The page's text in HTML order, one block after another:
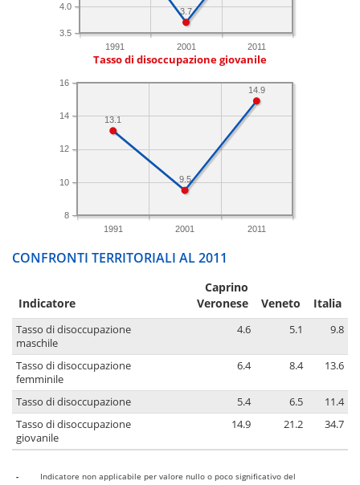
1991 2001 2011
3.5
4.0
3.7
Tasso di disoccupazione giovanile
1991 2001 2011
8
10
12
14
16
14.9
9.5
13.1
CONFRONTI TERRITORIALI AL 2011
Indicatore
Caprino
Veronese
Veneto Italia
Tasso di disoccupazione
maschile
4.6 5.1 9.8
Tasso di disoccupazione
femminile
6.4 8.4 13.6
Tasso di disoccupazione 5.4 6.5
11.4
Tasso di disoccupazione
giovanile
14.9 21.2 34.7
-
Indicatore non applicabile per valore nullo o poco significativo del